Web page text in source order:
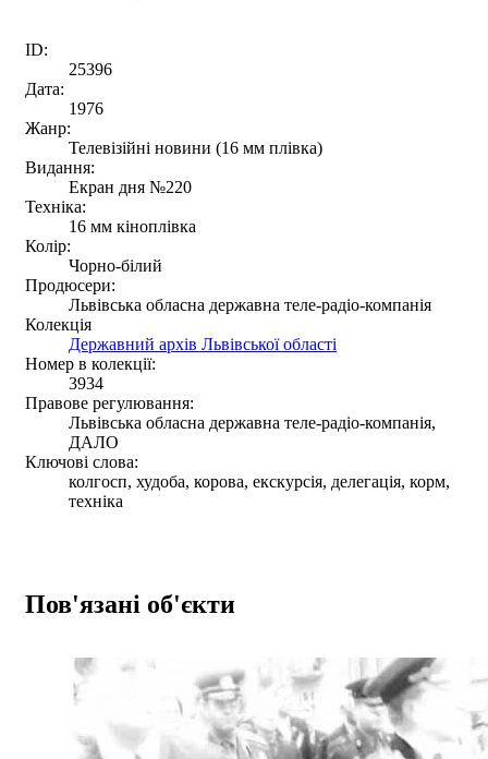
ID:
25396
Дата:
1976
Жанр:
Телевізійні новини (16 мм плівка)
Видання:
Екран дня №220
Техніка:
16 мм кіноплівка
Колір:
Чорно-білий
Продюсери:
Львівська обласна державна теле-радіо-компанія
Колекція
Державний архів Львівської області
Номер в колекції:
3934
Правове регулювання:
Львівська обласна державна теле-радіо-компанія,
ДАЛО
Ключові слова:
колгосп, худоба, корова, екскурсія, делегація, корм,
техніка
Пов'язані об'єкти